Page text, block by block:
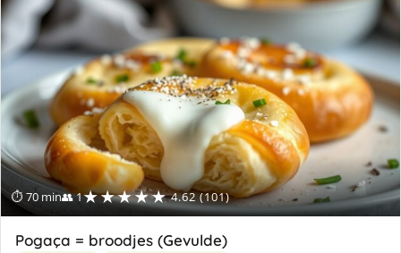
⏱ 70 min👥 1★★★★★ 4.62 (101)
Pogaça = broodjes (Gevulde)